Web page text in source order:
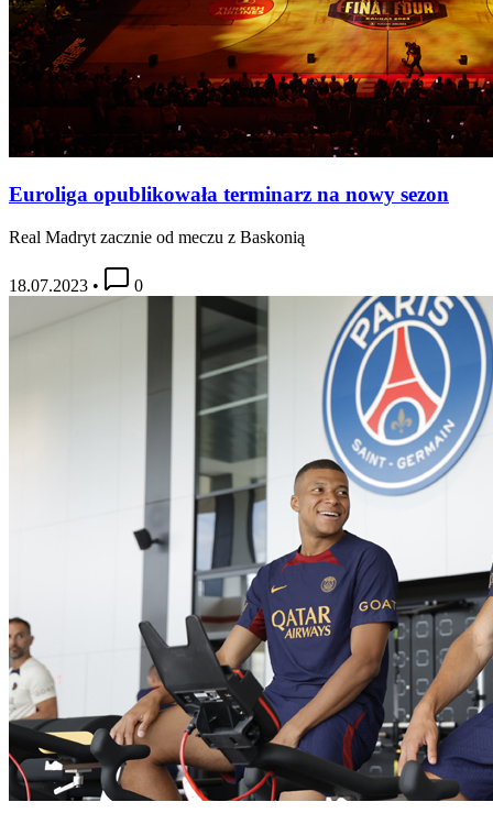
Euroliga opublikowała terminarz na nowy sezon
Real Madryt zacznie od meczu z Baskonią
18.07.2023 • 0